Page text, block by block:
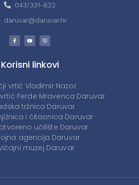
043/331-622
daruvar@daruvar.hr
Korisni linkovi
vrtić Vladimir Nazor
vrtić Ferde Mravenca Daruvar
tržnica Daruvar
i čitaonica Daruvar
učilište Daruvar
agencija Daruvar
muzej Daruvar